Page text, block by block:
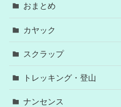
おまとめ
カヤック
スクラップ
トレッキング・登山
ナンセンス